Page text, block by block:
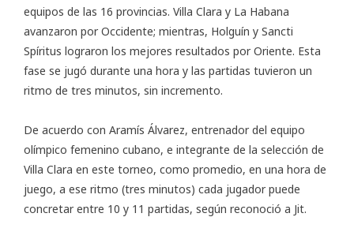
equipos de las 16 provincias. Villa Clara y La Habana
avanzaron por Occidente; mientras, Holguín y Sancti
Spíritus lograron los mejores resultados por Oriente. Esta
fase se jugó durante una hora y las partidas tuvieron un
ritmo de tres minutos, sin incremento.
De acuerdo con Aramís Álvarez, entrenador del equipo
olímpico femenino cubano, e integrante de la selección de
Villa Clara en este torneo, como promedio, en una hora de
juego, a ese ritmo (tres minutos) cada jugador puede
concretar entre 10 y 11 partidas, según reconoció a Jit.